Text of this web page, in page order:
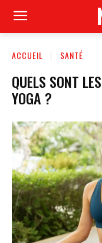
ACCUEIL SANTÉ
QUELS SONT
YOGA ?